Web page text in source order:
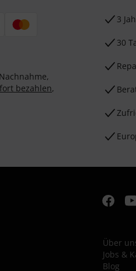
bezahlen,
3
30
Über
Jobs &
Blog